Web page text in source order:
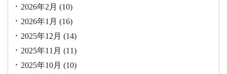
2026年2月 (10)
2026年1月 (16)
2025年12月 (14)
2025年11月 (11)
2025年10月 (10)